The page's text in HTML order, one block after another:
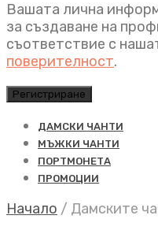
Вашата лична
за създаване на
съответствие с
поверителност.
Регистриране
ДАМСКИ ЧАНТИ
МЪЖКИ ЧАНТИ
ПОРТМОНЕТА
ПРОМОЦИИ
Начало / Дамските